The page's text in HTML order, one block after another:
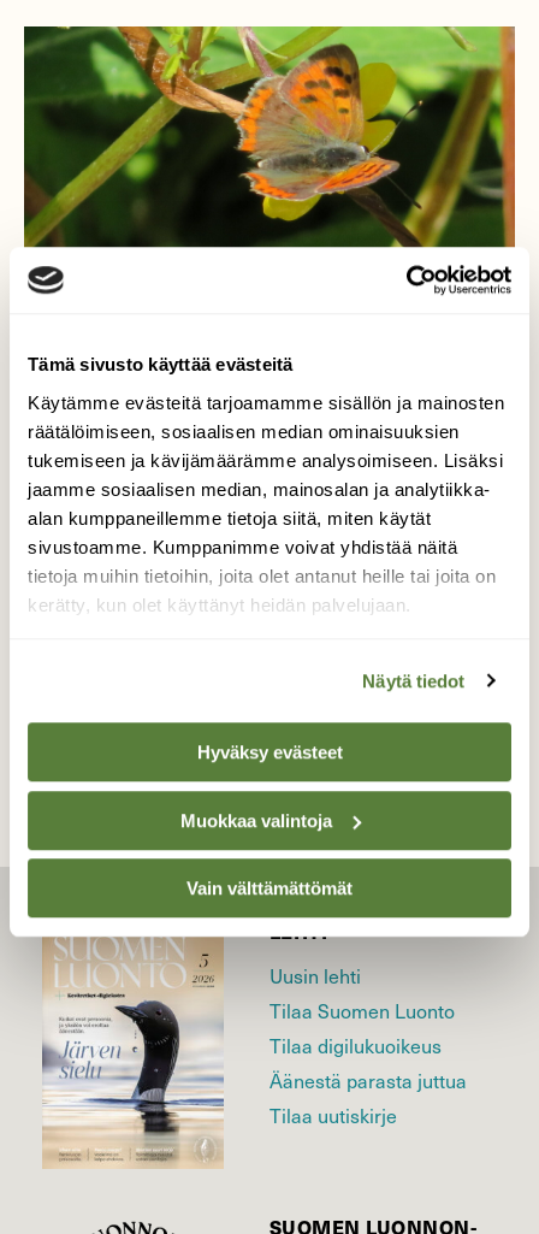
Tämä sivusto käyttää evästeitä
Käytämme evästeitä tarjoamamme sisällön ja mainosten
räätälöimiseen, sosiaalisen median ominaisuuksien
tukemiseen ja kävijämäärämme analysoimiseen. Lisäksi
jaamme sosiaalisen median, mainosalan ja analytiikka-
alan kumppaneillemme tietoja siitä, miten käytät
sivustoamme. Kumppanimme voivat yhdistää näitä
tietoja muihin tietoihin, joita olet antanut heille tai joita on
kerätty, kun olet käyttänyt heidän palvelujaan.
Näytä tiedot
Hyväksy evästeet
Muokkaa valintoja
Vain välttämättömät
Pikkukultasiipi
Tämä pieni perhonen lenteli jokivarren
kävelytien pientareella ja laskeutui
rönsyleinikin kukalle.
Valokuvaaja: Risto Kangassalo, Hauninen, Raisio
15.6.2021
LEHTI
Uusin lehti
Tilaa Suomen Luonto
Tilaa digilukuoikeus
Äänestä parasta juttua
Tilaa uutiskirje
SUOMEN LUONNON­